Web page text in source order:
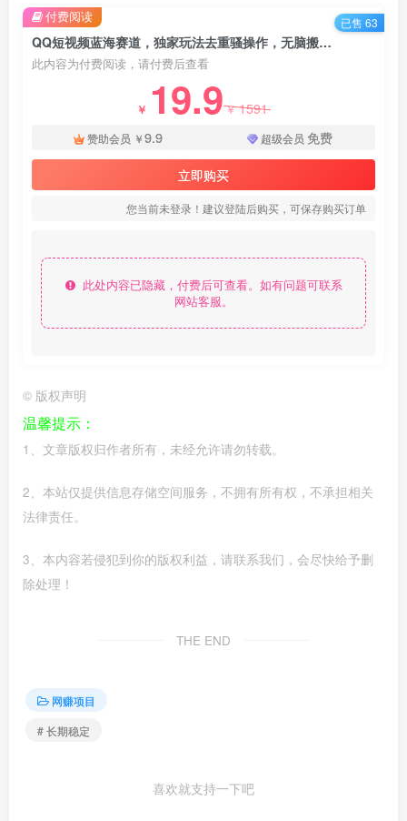
QQ短视频蓝海赛道，独家玩法去重骚操作，无脑搬运，轻松月入2W+！ - 资源之家
此内容为付费阅读，请付费后查看
￥ 19.9￥1591
赞助会员 ￥9.9 超级会员 免费
立即购买
您当前未登录！建议登陆后购买，可保存购买订单
此处内容已隐藏，付费后可查看。如有问题可联系
网站客服。
付费阅读 已售 63
© 版权声明
温馨提示：
1、文章版权归作者所有，未经允许请勿转载。
2、本站仅提供信息存储空间服务，不拥有所有权，不承担相关
法律责任。
3、本内容若侵犯到你的版权利益，请联系我们，会尽快给予删
除处理！
THE END
网赚项目
# 长期稳定
喜欢就支持一下吧